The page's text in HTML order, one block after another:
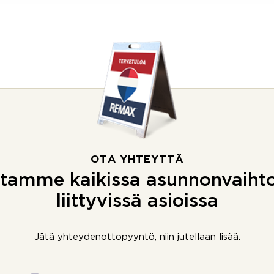
OTA YHTEYTTÄ
kaikissa
liittyvissä asioissa
Jätä yhteydenottopyyntö, niin jutellaan lisää.